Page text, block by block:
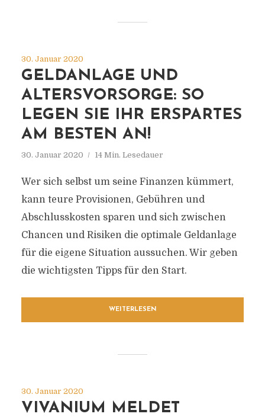
30. Januar 2020
GELDANLAGE UND
ALTERSVORSORGE: SO
LEGEN SIE IHR ERSPARTES
AM BESTEN AN!
30. Januar 2020 14 Min. Lesedauer
Wer sich selbst um seine Finanzen kümmert,
kann teure Provisionen, Gebühren und
Abschlusskosten sparen und sich zwischen
Chancen und Risiken die optimale Geldanlage
für die eigene Situation aussuchen. Wir geben
die wichtigsten Tipps für den Start.
WEITERLESEN
30. Januar 2020
VIVANIUM MELDET